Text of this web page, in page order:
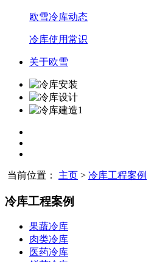
欧雪冷库动态
冷库使用常识
关于欧雪
当前位置： 主页 > 冷库工程案例
冷库工程案例
果蔬冷库
肉类冷库
医药冷库